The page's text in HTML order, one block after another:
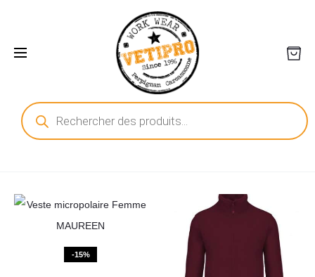
Recherche
de
produits
-15%